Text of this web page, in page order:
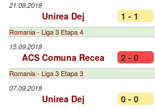
21.09.2018
Unirea Dej 1 - 1
Romania - Liga 3 Etapa 4
15.09.2018
ACS Comuna Recea 2 - 0
Romania - Liga 3 Etapa 3
07.09.2018
Unirea Dej 0 - 0